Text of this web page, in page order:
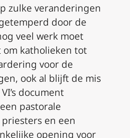
zulke veranderingen
door de
veel werk moet
katholieken tot
voor de
ook al blijft de mis
document
pastorale
en een
opening voor